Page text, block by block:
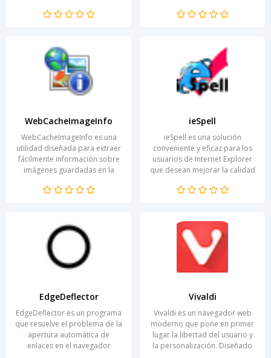
navegadores. En el mundo...
navegador. En un...
WebCacheImageInfo
WebCacheImageInfo es una
utilidad diseñada para extraer
fácilmente información sobre
imágenes guardadas en la
programa permite a...
ieSpell
ieSpell es una solución
conveniente y eficaz para los
usuarios de Internet Explorer
que desean mejorar la calidad
integra en el...
EdgeDeflector
EdgeDeflector es un programa
que resuelve el problema de la
apertura automática de
enlaces en el navegador
Vivaldi
Vivaldi es un navegador web
moderno que pone en primer
lugar la libertad del usuario y
la personalización. Diseñado